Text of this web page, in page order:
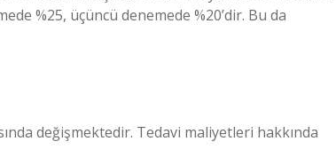
%25, üçüncü denemede %20’dir. Bu da
değişmektedir. Tedavi maliyetleri hakkında